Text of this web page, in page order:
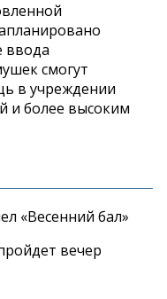
ввода
смогут
в учреждении
и более высоким
«Весенний бал»
вечер